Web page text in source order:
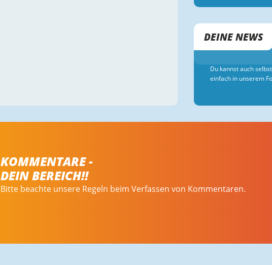
DEINE NEWS
Du kannst auch
einfach in unserem
KOMMENTARE -
DEIN BEREICH!!
Bitte beachte unsere Regeln beim Verfassen von Kommentaren.